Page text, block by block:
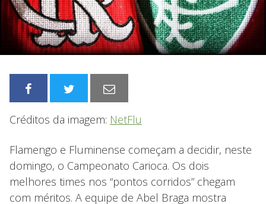
Créditos da imagem: NetFlu
Flamengo e Fluminense começam a decidir, neste
domingo, o Campeonato Carioca. Os dois
melhores times nos “pontos corridos” chegam
com méritos. A equipe de Abel Braga mostra